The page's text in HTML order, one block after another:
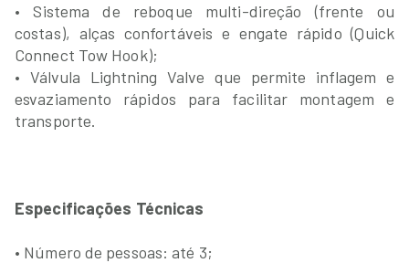
• Sistema de reboque multi-direção (frente ou
costas), alças confortáveis e engate rápido (Quick
Connect Tow Hook);
• Válvula Lightning Valve que permite inflagem e
esvaziamento rápidos para facilitar montagem e
transporte.
Especificações Técnicas
• Número de pessoas: até 3;